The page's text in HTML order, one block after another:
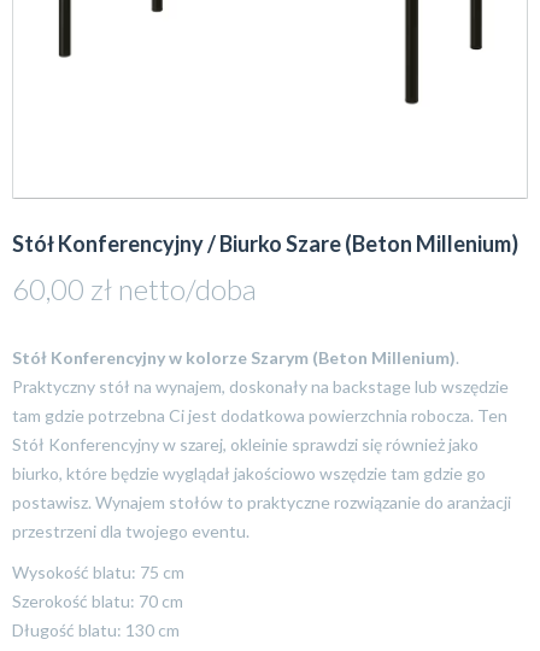
Stół Konferencyjny / Biurko Szare (Beton Millenium)
60,00 zł netto/doba
Stół Konferencyjny w kolorze Szarym (Beton Millenium).
Praktyczny stół na wynajem, doskonały na backstage lub wszędzie
tam gdzie potrzebna Ci jest dodatkowa powierzchnia robocza. Ten
Stół Konferencyjny w szarej, okleinie sprawdzi się również jako
biurko, które będzie wyglądał jakościowo wszędzie tam gdzie go
postawisz. Wynajem stołów to praktyczne rozwiązanie do aranżacji
przestrzeni dla twojego eventu.
Wysokość blatu: 75 cm
Szerokość blatu: 70 cm
Długość blatu: 130 cm